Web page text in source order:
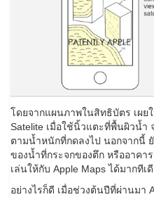
โดยจากแผนภาพในสิทธิบัตร เผย
Satelite เมื่อใช้นิ้วแตะที่พื้นผิวน้ำ
ตามน้ำหนักที่กดลงไป นอกจากนี้
ของน้ำที่กระจกของตึก หรืออาคา
เล่นให้กับ Apple Maps ได้มากทีเ
อย่างไรก็ดี เมื่อช่วงต้นปีที่ผ่านมา